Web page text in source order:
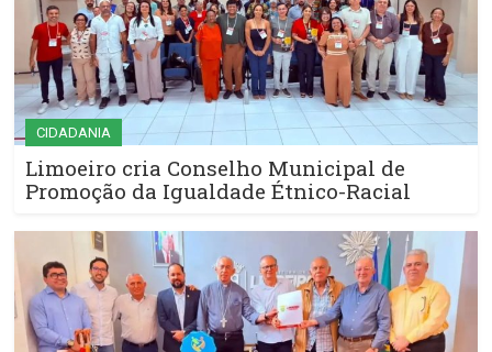
CIDADANIA
Limoeiro cria Conselho Municipal de
Promoção da Igualdade Étnico-Racial